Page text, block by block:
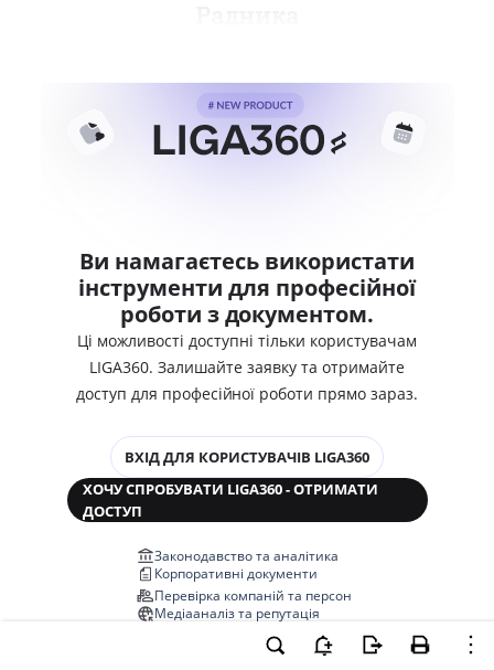
Ви намагаєтесь використати
інструменти для професійної
роботи з документом.
Ці можливості доступні тільки користувачам
LIGA360. Залишайте заявку та отримайте
доступ для професійної роботи прямо зараз.
ВХІД ДЛЯ КОРИСТУВАЧІВ LIGA360
ХОЧУ СПРОБУВАТИ LIGA360 - ОТРИМАТИ
ДОСТУП
Законодавство та аналітика
Корпоративні документи
Перевірка компаній та персон
Медіааналіз та репутація
Аналіз судової практики
Автоматизація договорів